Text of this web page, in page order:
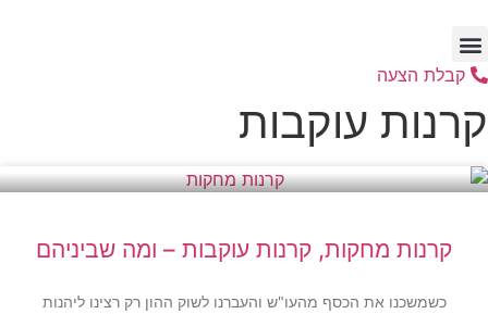
לתוכן
קבלת הצעה
קרנות עוקבות
קרנות מחקות, קרנות עוקבות – ומה שביניהם
כשמשכנו את הכסף מהעו"ש והעברנו לשוק ההון רק רצינו ליהנות